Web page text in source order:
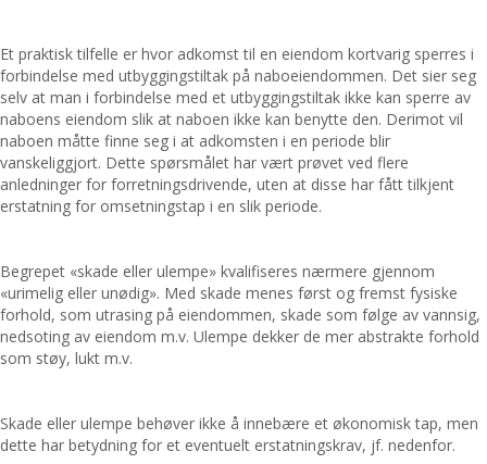
Et praktisk tilfelle er hvor adkomst til en eiendom kortvarig sperres i
forbindelse med utbyggingstiltak på naboeiendommen. Det sier seg
selv at man i forbindelse med et utbyggingstiltak ikke kan sperre av
naboens eiendom slik at naboen ikke kan benytte den. Derimot vil
naboen måtte finne seg i at adkomsten i en periode blir
vanskeliggjort. Dette spørsmålet har vært prøvet ved flere
anledninger for forretningsdrivende, uten at disse har fått tilkjent
erstatning for omsetningstap i en slik periode.
Begrepet «skade eller ulempe» kvalifiseres nærmere gjennom
«urimelig eller unødig». Med skade menes først og fremst fysiske
forhold, som utrasing på eiendommen, skade som følge av vannsig,
nedsoting av eiendom m.v. Ulempe dekker de mer abstrakte forhold
som støy, lukt m.v.
Skade eller ulempe behøver ikke å innebære et økonomisk tap, men
dette har betydning for et eventuelt erstatningskrav, jf. nedenfor.